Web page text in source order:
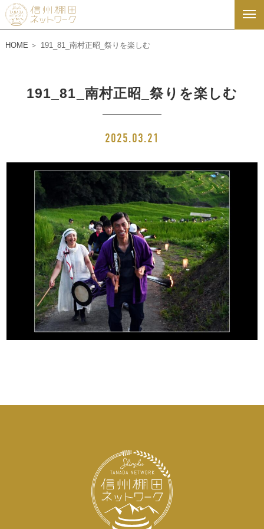
HOME 191_81_南村正昭_祭りを楽しむ
191_81_南村正昭_祭りを楽しむ
2025.03.21